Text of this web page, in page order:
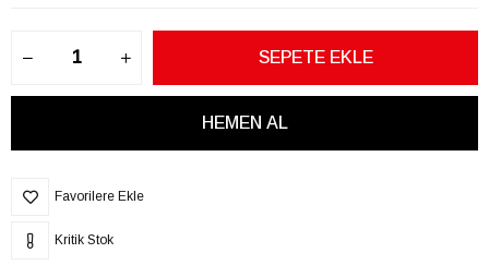
Favorilere Ekle
Kritik Stok